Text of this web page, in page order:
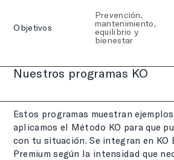
Objetivos
Prevención,
mantenimiento,
equilibrio y
bienestar
Nuestros programas KO
Estos programas muestran
aplicamos el Método KO para que
con tu situación. Se integran en KO
Premium según la intensidad que